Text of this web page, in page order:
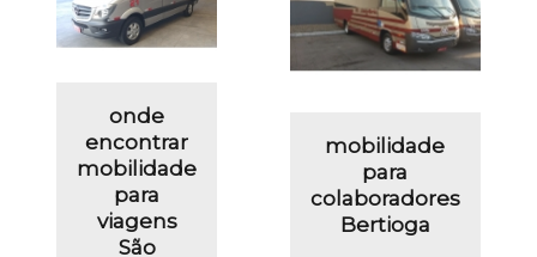
onde
encontrar
mobilidade
para
viagens
São
mobilidade
para
colaboradores
Bertioga